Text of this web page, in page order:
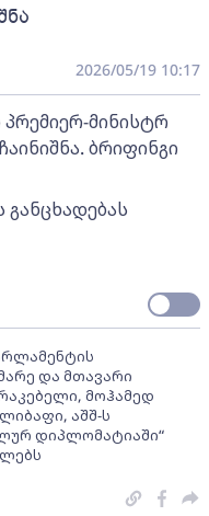
2026/05/19 10:17
მინისტრ
ბრიფინგი
განცხადებას
და მთავარი
მოჰამედ
აშშ-ს
დიპლომატიაში“